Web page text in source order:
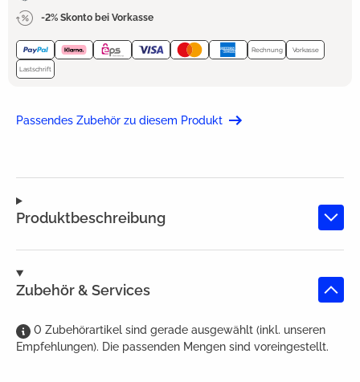
-2% Skonto bei Vorkasse
Rechnung Vorkasse
Lastschrift
Passendes Zubehör zu diesem Produkt
Produktbeschreibung
Zubehör & Services
0 Zubehörartikel sind gerade ausgewählt (inkl. unseren
Empfehlungen). Die passenden Mengen sind voreingestellt.